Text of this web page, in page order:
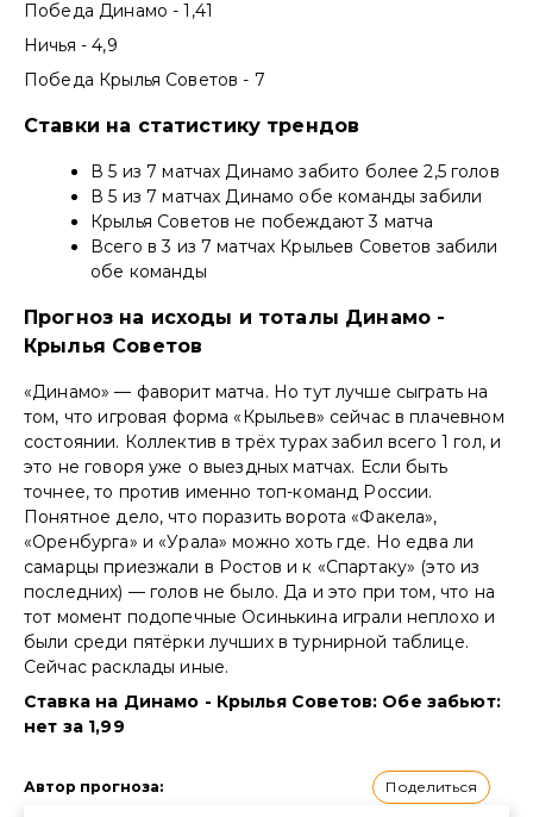
Победа Динамо - 1,41
Ничья - 4,9
Победа Крылья Советов - 7
Ставки на статистику трендов
В 5 из 7 матчах Динамо забито более 2,5 голов
В 5 из 7 матчах Динамо обе команды забили
Крылья Советов не побеждают 3 матча
Всего в 3 из 7 матчах Крыльев Советов забили
обе команды
Прогноз на исходы и тоталы Динамо -
Крылья Советов
«Динамо» — фаворит матча. Но тут лучше сыграть на
том, что игровая форма «Крыльев» сейчас в плачевном
состоянии. Коллектив в трёх турах забил всего 1 гол, и
это не говоря уже о выездных матчах. Если быть
точнее, то против именно топ-команд России.
Понятное дело, что поразить ворота «Факела»,
«Оренбурга» и «Урала» можно хоть где. Но едва ли
самарцы приезжали в Ростов и к «Спартаку» (это из
последних) — голов не было. Да и это при том, что на
тот момент подопечные Осинькина играли неплохо и
были среди пятёрки лучших в турнирной таблице.
Сейчас расклады иные.
Ставка на Динамо - Крылья Советов: Обе забьют:
нет за 1,99
Автор прогноза: Поделиться